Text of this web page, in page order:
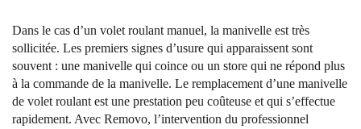
Dans le cas d’un volet roulant manuel, la manivelle est très
sollicitée. Les premiers signes d’usure qui apparaissent sont
souvent : une manivelle qui coince ou un store qui ne répond plus
à la commande de la manivelle. Le remplacement d’une manivelle
de volet roulant est une prestation peu coûteuse et qui s’effectue
rapidement. Avec Removo, l’intervention du professionnel